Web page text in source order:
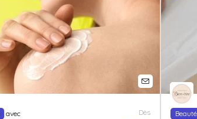
avec Dès Beauté